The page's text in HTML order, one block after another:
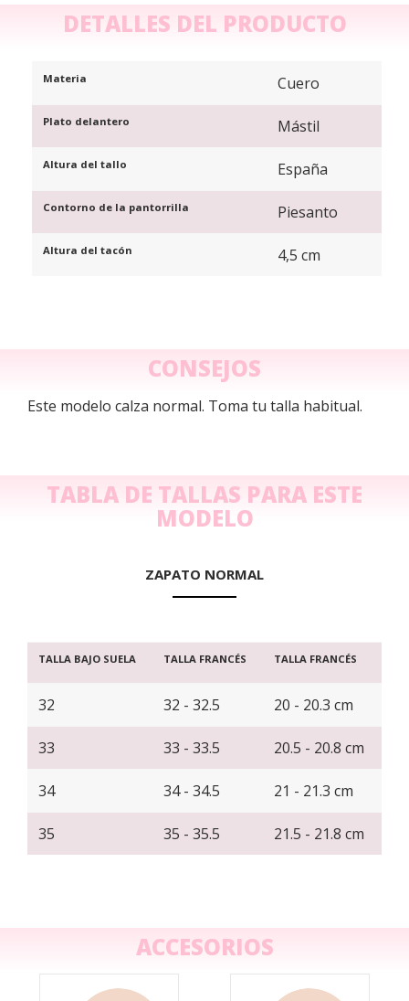
DETALLES DEL PRODUCTO
Materia Cuero
Plato delantero Mástil
Altura del tallo España
Contorno de la pantorrilla Piesanto
Altura del tacón 4,5 cm
CONSEJOS
Este modelo calza normal. Toma tu talla habitual.
TABLA DE TALLAS PARA ESTE
MODELO
ZAPATO NORMAL
TALLA BAJO SUELA TALLA FRANCÉS TALLA FRANCÉS
32 32 - 32.5 20 - 20.3 cm
33 33 - 33.5 20.5 - 20.8 cm
34 34 - 34.5 21 - 21.3 cm
35 35 - 35.5 21.5 - 21.8 cm
ACCESORIOS